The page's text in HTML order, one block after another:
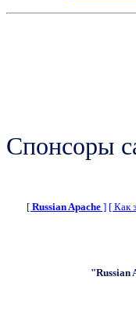
Спонсоры
[ Russian Apache ] [ Как
"Russian